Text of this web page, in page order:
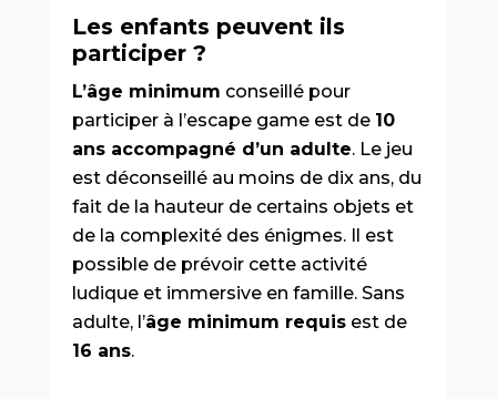
Les enfants peuvent ils
participer ?
L’âge minimum conseillé pour
participer à l’escape game est de 10
ans accompagné d’un adulte. Le jeu
est déconseillé au moins de dix ans, du
fait de la hauteur de certains objets et
de la complexité des énigmes. Il est
possible de prévoir cette activité
ludique et immersive en famille. Sans
adulte, l’âge minimum requisest de
16 ans.